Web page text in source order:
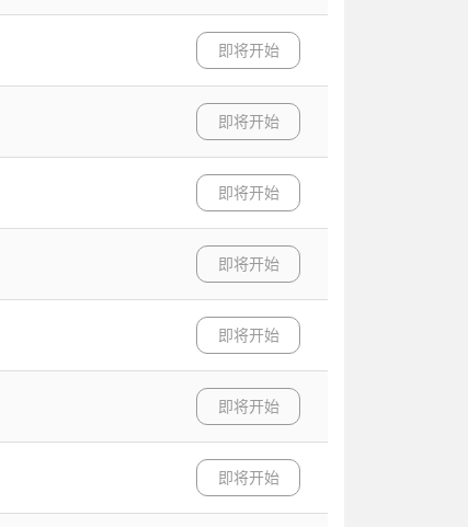
即将开始
即将开始
即将开始
即将开始
即将开始
即将开始
即将开始